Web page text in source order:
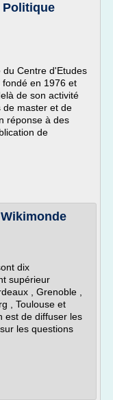
Politique
Centre d'Etudes
fondé en 1976 et
de son activité
de master et de
réponse à des
de
dix
supérieur
, Grenoble ,
, Toulouse et
est de diffuser les
les questions